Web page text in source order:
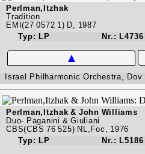
Perlman,Itzhak
Tradition
EMI(27 0572 1) D, 1987
Typ: LP
Nr.: L4736
▲
Israel Philharmonic Orchestra, Dov
Perlman,Itzhak & John Williams
Duo- Paganini & Giuliani
CBS(CBS 76 525) NL,Foc, 1976
Typ: LP
Nr.: L5186